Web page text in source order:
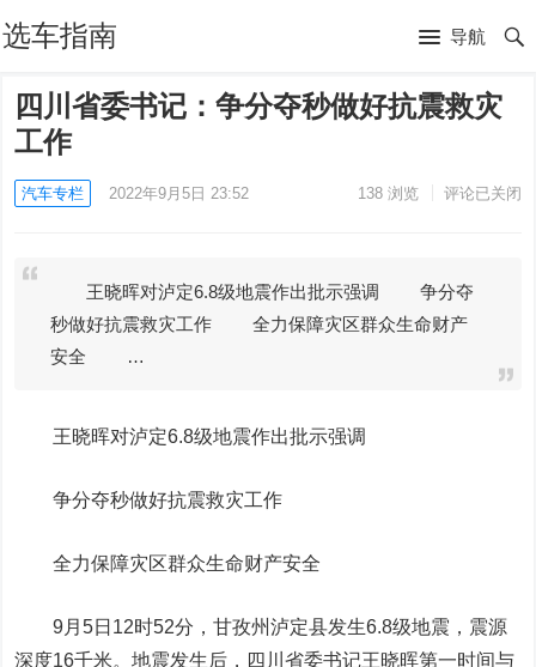
选车指南 导航
四川省委书记：争分夺秒做好抗震救灾
工作
汽车专栏 2022年9月5日 23:52 138浏览 评论已关闭
王晓晖对泸定6.8级地震作出批示强调 争分夺
秒做好抗震救灾工作 全力保障灾区群众生命财产
安全 …
王晓晖对泸定6.8级地震作出批示强调
争分夺秒做好抗震救灾工作
全力保障灾区群众生命财产安全
9月5日12时52分，甘孜州泸定县发生6.8级地震，震源
深度16千米。地震发生后，四川省委书记王晓晖第一时间与